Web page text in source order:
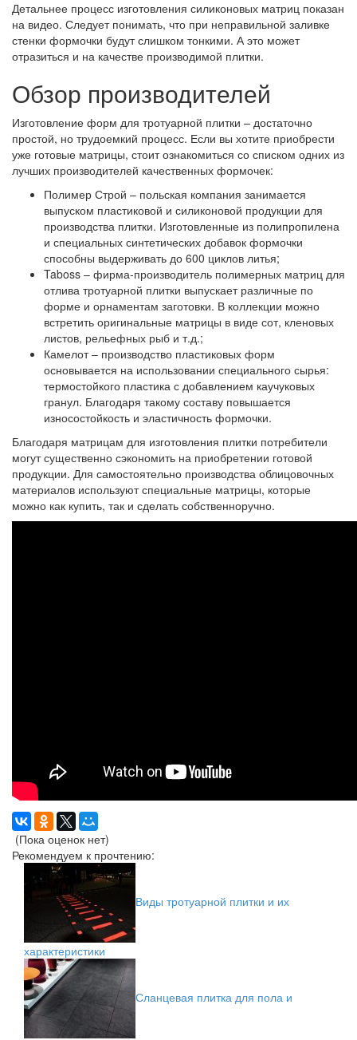
Детальнее процесс изготовления силиконовых матриц показан
на видео. Следует понимать, что при неправильной заливке
стенки формочки будут слишком тонкими. А это может
отразиться и на качестве производимой плитки.
Обзор производителей
Изготовление форм для тротуарной плитки – достаточно
простой, но трудоемкий процесс. Если вы хотите приобрести
уже готовые матрицы, стоит ознакомиться со списком одних из
лучших производителей качественных формочек:
Полимер Строй – польская компания занимается
выпуском пластиковой и силиконовой продукции для
производства плитки. Изготовленные из полипропилена
и специальных синтетических добавок формочки
способны выдерживать до 600 циклов литья;
Taboss – фирма-производитель полимерных матриц для
отлива тротуарной плитки выпускает различные по
форме и орнаментам заготовки. В коллекции можно
встретить оригинальные матрицы в виде сот, кленовых
листов, рельефных рыб и т.д.;
Камелот– производство пластиковых форм
основывается на использовании специального сырья:
термостойкого пластика с добавлением каучуковых
гранул. Благодаря такому составу повышается
износостойкость и эластичность формочки.
Благодаря матрицам для изготовления плитки потребители
могут существенно сэкономить на приобретении готовой
продукции. Для самостоятельно производства облицовочных
материалов используют специальные матрицы, которые
можно как купить, так и сделать собственноручно.
(Пока оценок нет)
Рекомендуем к прочтению:
Виды тротуарной плитки и их
характеристики
Сланцевая плитка для пола и